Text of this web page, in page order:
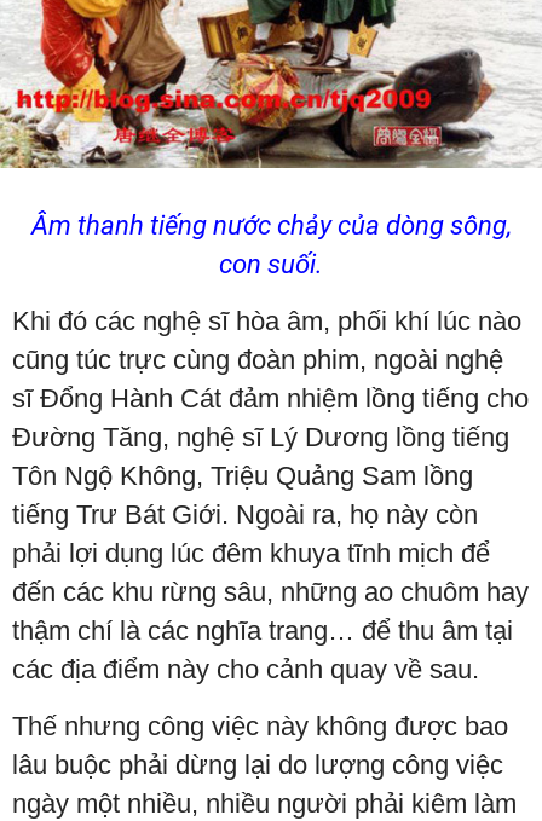
Âm thanh tiếng nước chảy của dòng sông,
con suối.
Khi đó các nghệ sĩ hòa âm, phối khí lúc nào
cũng túc trực cùng đoàn phim, ngoài nghệ
sĩ Đổng Hành Cát đảm nhiệm lồng tiếng cho
Đường Tăng, nghệ sĩ Lý Dương lồng tiếng
Tôn Ngộ Không, Triệu Quảng Sam lồng
tiếng Trư Bát Giới. Ngoài ra, họ này còn
phải lợi dụng lúc đêm khuya tĩnh mịch để
đến các khu rừng sâu, những ao chuôm hay
thậm chí là các nghĩa trang… để thu âm tại
các địa điểm này cho cảnh quay về sau.
Thế nhưng công việc này không được bao
lâu buộc phải dừng lại do lượng công việc
ngày một nhiều, nhiều người phải kiêm làm